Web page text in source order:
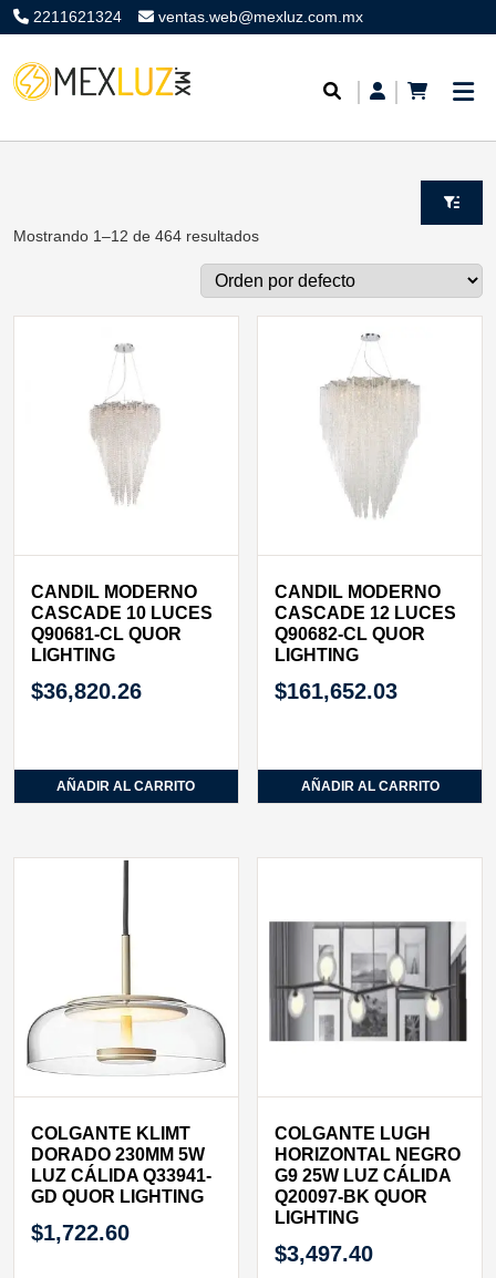
2211621324 ventas.web@mexluz.com.mx
Mostrando 1–12 de 464 resultados
CANDIL MODERNO
CASCADE 10 LUCES
Q90681-CL QUOR
LIGHTING
$36,820.26
AÑADIR AL CARRITO
CANDIL MODERNO
CASCADE 12 LUCES
Q90682-CL QUOR
LIGHTING
$161,652.03
AÑADIR AL CARRITO
COLGANTE KLIMT
DORADO 230MM 5W
LUZ CÁLIDA Q33941-
GD QUOR LIGHTING
$1,722.60
COLGANTE LUGH
HORIZONTAL NEGRO
G9 25W LUZ CÁLIDA
Q20097-BK QUOR
LIGHTING
$3,497.40